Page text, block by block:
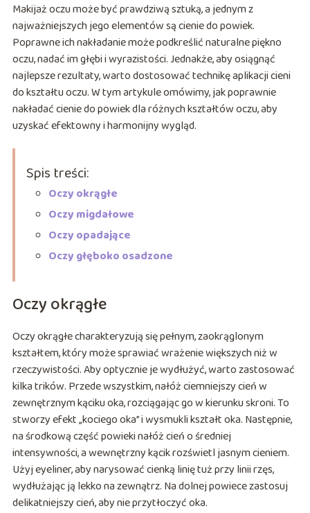
Makijaż oczu może być prawdziwą sztuką, a jednym z
najważniejszych jego elementów są cienie do powiek.
Poprawne ich nakładanie może podkreślić naturalne piękno
oczu, nadać im głębi i wyrazistości. Jednakże, aby osiągnąć
najlepsze rezultaty, warto dostosować technikę aplikacji cieni
do kształtu oczu. W tym artykule omówimy, jak poprawnie
nakładać cienie do powiek dla różnych kształtów oczu, aby
uzyskać efektowny i harmonijny wygląd.
Spis treści:
Oczy okrągłe
Oczy migdałowe
Oczy opadające
Oczy głęboko osadzone
Oczy okrągłe
Oczy okrągłe charakteryzują się pełnym, zaokrąglonym
kształtem, który może sprawiać wrażenie większych niż w
rzeczywistości. Aby optycznie je wydłużyć, warto zastosować
kilka trików. Przede wszystkim, nałóż ciemniejszy cień w
zewnętrznym kąciku oka, rozciągając go w kierunku skroni. To
stworzy efekt „kociego oka” i wysmukli kształt oka. Następnie,
na środkową część powieki nałóż cień o średniej
intensywności, a wewnętrzny kącik rozświetl jasnym cieniem.
Użyj eyeliner, aby narysować cienką linię tuż przy linii rzęs,
wydłużając ją lekko na zewnątrz. Na dolnej powiece zastosuj
delikatniejszy cień, aby nie przytłoczyć oka.